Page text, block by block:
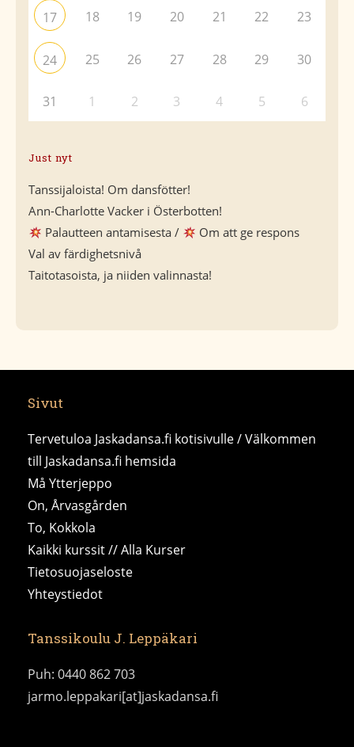
17 18 19 20 21 22 23
24 25 26 27 28 29 30
31 1 2 3 4 5 6
Just nyt
Tanssijaloista! Om dansfötter!
Ann-Charlotte Vacker i Österbotten!
Palautteen antamisesta /
Om att ge respons
Val av färdighetsnivå
Taitotasoista, ja niiden valinnasta!
Sivut
Tervetuloa Jaskadansa.fi kotisivulle / Välkommen
till Jaskadansa.fi hemsida
Må Ytterjeppo
On, Årvasgården
To, Kokkola
Kaikki kurssit // Alla Kurser
Tietosuojaseloste
Yhteystiedot
Tanssikoulu J. Leppäkari
Puh: 0440 862 703
jarmo.leppakari[at]jaskadansa.fi